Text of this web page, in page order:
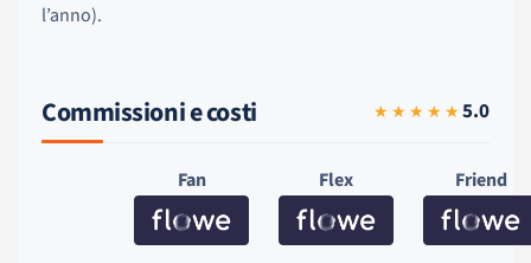
l’anno).
Commissioni e costi ★★★★★5.0
Fan Flex Friend